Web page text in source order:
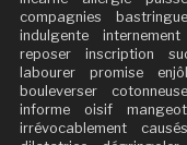
compagnies
bastringue
indulgente
internement
reposer
inscription
labourer
promise
bouleverser
cotonneuse
informe
oisif
irrévocablement
causés